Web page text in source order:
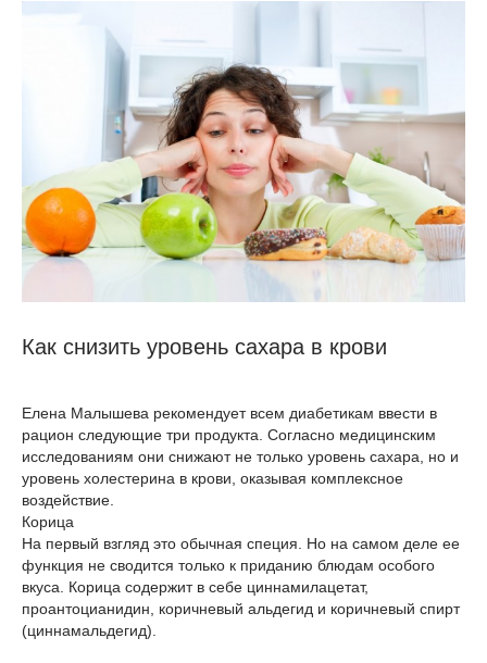
Как снизить уровень сахара в крови
Елена Малышева рекомендует всем диабетикам ввести в
рацион следующие три продукта. Согласно медицинским
исследованиям они снижают не только уровень сахара, но и
уровень холестерина в крови, оказывая комплексное
воздействие.
Корица
На первый взгляд это обычная специя. Но на самом деле ее
функция не сводится только к приданию блюдам особого
вкуса. Корица содержит в себе циннамилацетат,
проантоцианидин, коричневый альдегид и коричневый спирт
(циннамальдегид).